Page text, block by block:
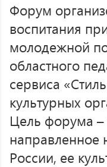
Форум
воспитания
молодежной
областного
сервиса
культурных
Цель форума –
направленное
России, ее